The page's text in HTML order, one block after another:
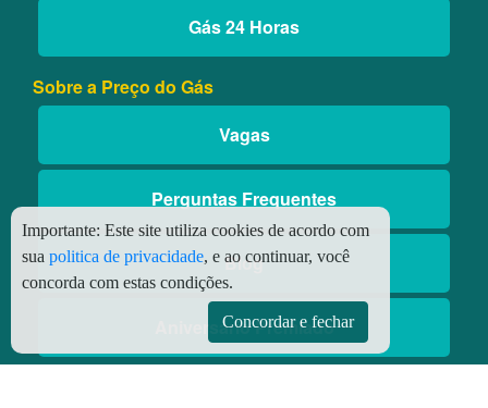
Gás 24 Horas
Sobre a Preço do Gás
Vagas
Perguntas Frequentes
Blog
Aniversário Premiado
Importante: Este site utiliza cookies de acordo com
sua politica de privacidade, e ao continuar, você
concorda com estas condições.
Concordar e fechar